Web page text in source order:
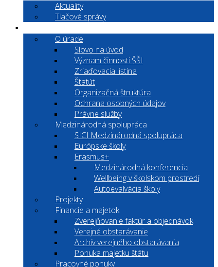
Aktuality
Tlačové správy
O úrade
Slovo na úvod
Význam činnosti ŠŠI
Zriaďovacia listina
Štatút
Organizačná štruktúra
Ochrana osobných údajov
Právne služby
Medzinárodná spolupráca
SICI Medzinárodná spolupráca
Európske školy
Erasmus+
Medzinárodná konferencia
Wellbeing v školskom prostredí
Autoevalvácia školy
Projekty
Financie a majetok
Zverejňovanie faktúr a objednávok
Verejné obstarávanie
Archív verejného obstarávania
Ponuka majetku štátu
Pracovné ponuky